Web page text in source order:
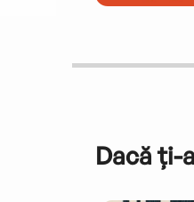
Dacă ți-